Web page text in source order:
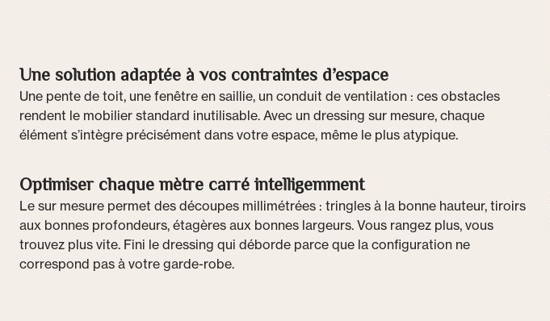
Une solution adaptée à vos contraintes d’espace
Une pente de toit, une fenêtre en saillie, un conduit de ventilation : ces obstacles
rendent le mobilier standard inutilisable. Avec un dressing sur mesure, chaque
élément s’intègre précisément dans votre espace, même le plus atypique.
Optimiser chaque mètre carré intelligemment
Le sur mesure permet des découpes millimétrées : tringles à la bonne hauteur, tiroirs
aux bonnes profondeurs, étagères aux bonnes largeurs. Vous rangez plus, vous
trouvez plus vite. Fini le dressing qui déborde parce que la configuration ne
correspond pas à votre garde-robe.